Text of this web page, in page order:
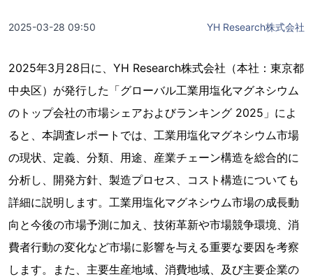
2025-03-28 09:50 YH Research株式会社
2025年3月28日に、YH Research株式会社（本社：東京都
中央区）が発行した「グローバル工業用塩化マグネシウム
のトップ会社の市場シェアおよびランキング 2025」によ
ると、本調査レポートでは、工業用塩化マグネシウム市場
の現状、定義、分類、用途、産業チェーン構造を総合的に
分析し、開発方針、製造プロセス、コスト構造についても
詳細に説明します。工業用塩化マグネシウム市場の成長動
向と今後の市場予測に加え、技術革新や市場競争環境、消
費者行動の変化など市場に影響を与える重要な要因を考察
します。また、主要生産地域、消費地域、及び主要企業の